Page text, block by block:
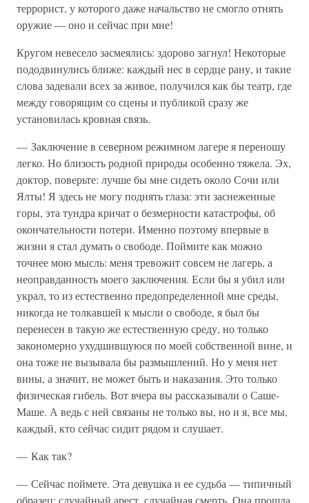
террорист, у которого даже начальство не смогло отнять
оружие — оно и сейчас при мне!
Кругом невесело засмеялись: здорово загнул! Некоторые
пододвинулись ближе: каждый нес в сердце рану, и такие
слова задевали всех за живое, получился как бы театр, где
между говорящим со сцены и публикой сразу же
установилась кровная связь.
— Заключение в северном режимном лагере я переношу
легко. Но близость родной природы особенно тяжела. Эх,
доктор, поверьте: лучше бы мне сидеть около Сочи или
Ялты! Я здесь не могу поднять глаза: эти заснеженные
горы, эта тундра кричат о безмерности катастрофы, об
окончательности потери. Именно поэтому впервые в
жизни я стал думать о свободе. Поймите как можно
точнее мою мысль: меня тревожит совсем не лагерь, а
неоправданность моего заключения. Если бы я убил или
украл, то из естественно предопределенной мне среды,
никогда не толкавшей к мысли о свободе, я был бы
перенесен в такую же естественную среду, но только
закономерно ухудшившуюся по моей собственной вине, и
она тоже не вызывала бы размышлений. Но у меня нет
вины, а значит, не может быть и наказания. Это только
физическая гибель. Вот вчера вы рассказывали о Саше-
Маше. А ведь с ней связаны не только вы, но и я, все мы,
каждый, кто сейчас сидит рядом и слушает.
— Как так?
— Сейчас поймете. Эта девушка и ее судьба — типичный
образец: случайный арест, случайная смерть. Она прошла